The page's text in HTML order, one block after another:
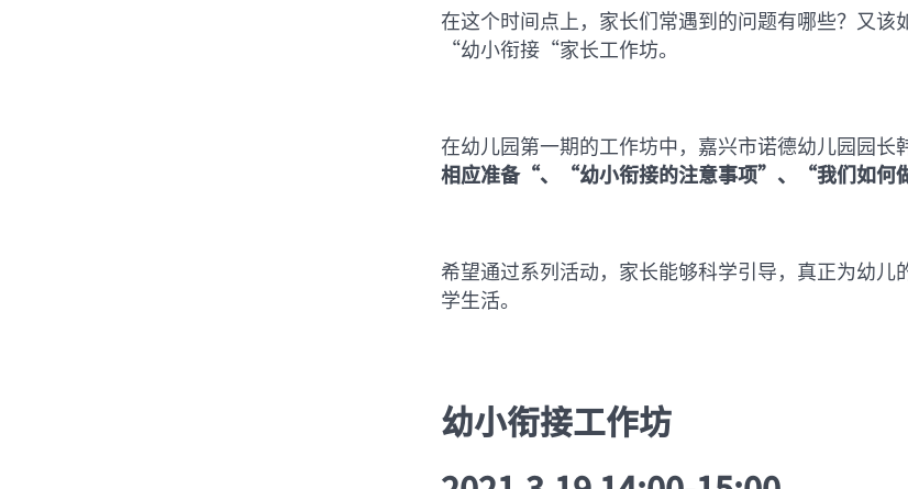
在这个时间点上，家长们常遇到的问题有哪些？又
“幼小衔接“家长工作坊。
在幼儿园第一期的工作坊中，嘉兴市诺德幼儿园园长
相应准备“、“幼小衔接的注意事项”、“我们如何
希望通过系列活动，家长能够科学引导，真正为幼
学生活。
幼小衔接工作坊